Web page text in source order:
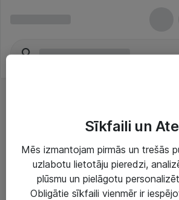
Risinājumi & Pakalpojumi
IT serviss un atbalsts
Sīkfaili un
Mēs izmantojam pirmās un trešās
uzlabotu lietotāju pieredzi,
plūsmu un pielāgotu
Obligātie sīkfaili vienmēr ir